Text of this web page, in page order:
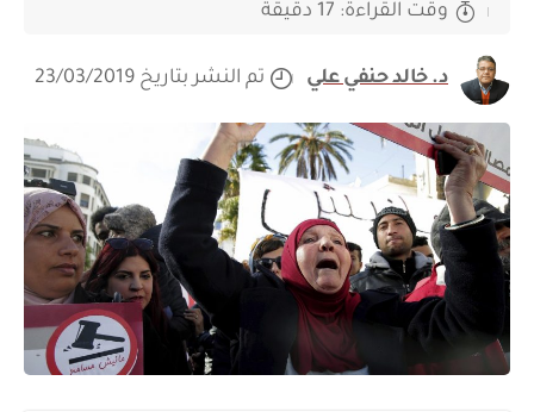
د. خالد حنفي علي تم النشر بتاريخ 23/03/2019
وقت القراءة: 17 دقيقة